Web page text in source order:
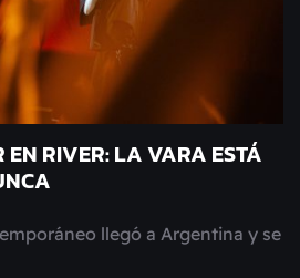
RIVER: LA VARA ESTÁ
llegó a Argentina y se